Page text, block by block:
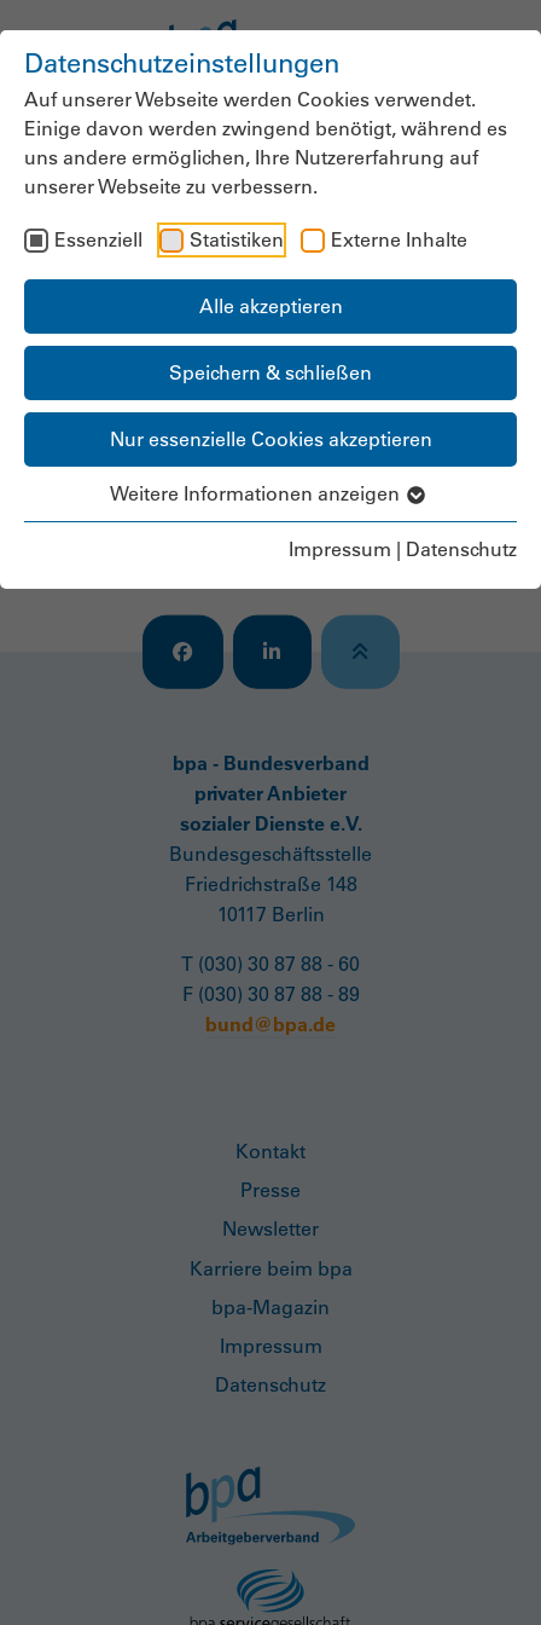
Datenschutzeinstellungen
Auf unserer Webseite werden Cookies verwendet.
Einige davon werden zwingend benötigt, während es
uns andere ermöglichen, Ihre Nutzererfahrung auf
unserer Webseite zu verbessern.
Essenziell Statistiken Externe Inhalte
Alle akzeptieren
Speichern & schließen
Nur essenzielle Cookies akzeptieren
Weitere Informationen anzeigen
Impressum | Datenschutz
Mitgliedsnummer / Benutzername:
Angemeldet bleiben:
bpa - Bundesverband
privater Anbieter
sozialer Dienste e.V.
Bundesgeschäftsstelle
Friedrichstraße 148
10117 Berlin
T (030) 30 87 88 - 60
F (030) 30 87 88 - 89
bund@bpa.de
Kontakt
Presse
Newsletter
Karriere beim bpa
bpa-Magazin
Impressum
Datenschutz